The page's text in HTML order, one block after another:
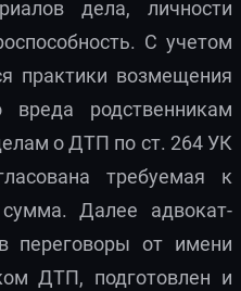
дела, личности
С учетом
практики возмещения
вреда родственникам
о ДТП по ст. 264 УК
требуемая к
Далее адвокат-
переговоры от имени
ДТП, подготовлен и